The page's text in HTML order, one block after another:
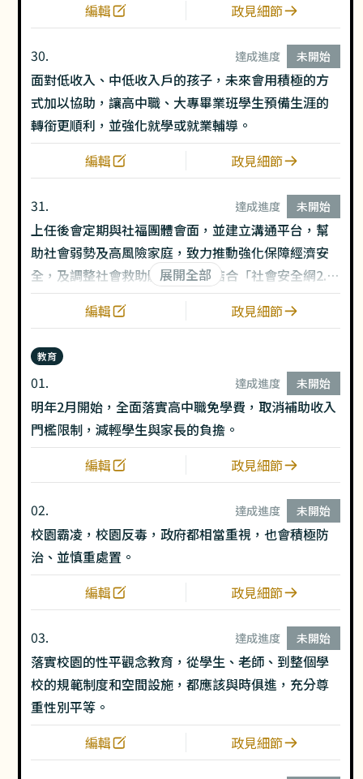
編輯
政見細節
30. 達成進度 未開始
面對低收入、中低收入戶的孩子，未來會用積極的方
式加以協助，讓高中職、大專畢業班學生預備生涯的
轉銜更順利，並強化就學或就業輔導。
編輯
政見細節
31. 達成進度 未開始
上任後會定期與社福團體會面，並建立溝通平台，幫
助社會弱勢及高風險家庭，致力推動強化保障經濟安
全，及調整社會救助體系，並且結合「社會安全網2.
0」常軌化，共同守護民眾的基本生活，協助弱勢家庭
的孩子與青年，可以自我實現，追求人生的夢想，一
起成為溫暖台灣的力量。
展開全部
編輯
政見細節
教育
01. 達成進度 未開始
明年2月開始，全面落實高中職免學費，取消補助收入
門檻限制，減輕學生與家長的負擔。
編輯
政見細節
02. 達成進度 未開始
校園霸凌，校園反毒，政府都相當重視，也會積極防
治、並慎重處置。
編輯
政見細節
03. 達成進度 未開始
落實校園的性平觀念教育，從學生、老師、到整個學
校的規範制度和空間設施，都應該與時俱進，充分尊
重性別平等。
編輯
政見細節